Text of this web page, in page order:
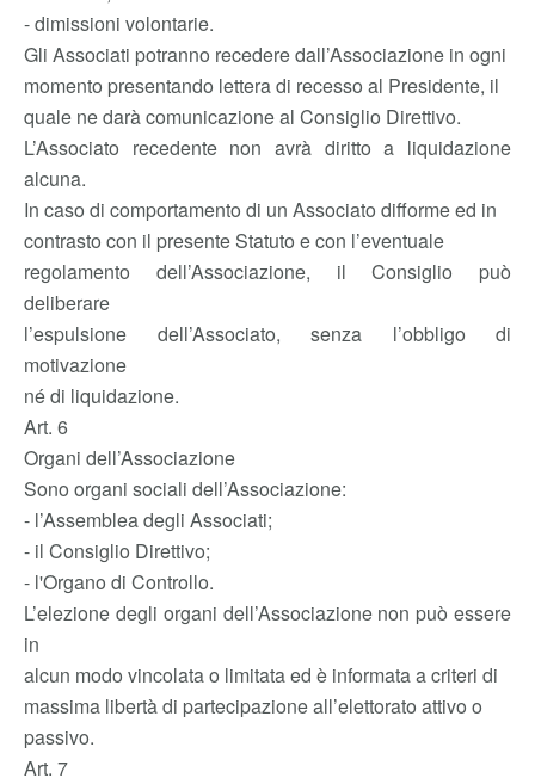
- dimissioni volontarie.
Gli Associati potranno recedere dall’Associazione in ogni
momento presentando lettera di recesso al Presidente, il
quale ne darà comunicazione al Consiglio Direttivo.
L’Associato recedente non avrà diritto a liquidazione
alcuna.
In caso di comportamento di un Associato difforme ed in
contrasto con il presente Statuto e con l’eventuale
regolamento dell’Associazione, il Consiglio può
deliberare
l’espulsione dell’Associato, senza l’obbligo di
motivazione
né di liquidazione.
Art. 6
Organi dell’Associazione
Sono organi sociali dell’Associazione:
- l’Assemblea degli Associati;
- il Consiglio Direttivo;
- l'Organo di Controllo.
L’elezione degli organi dell’Associazione non può essere
in
alcun modo vincolata o limitata ed è informata a criteri di
massima libertà di partecipazione all’elettorato attivo o
passivo.
Art. 7